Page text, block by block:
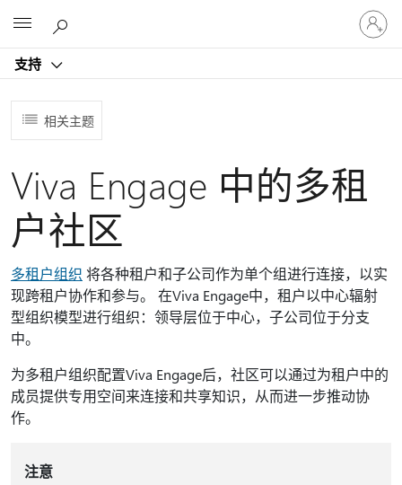
支持
请
登
录
相关主题
Viva Engage 中的多租
户社区
多租户组织 将各种租户和子公司作为单个组进行连接，以实
现跨租户协作和参与。 在Viva Engage中，租户以中心辐射
型组织模型进行组织：领导层位于中心，子公司位于分支
中。
为多租户组织配置Viva Engage后，社区可以通过为租户中的
成员提供专用空间来连接和共享知识，从而进一步推动协
作。
注意